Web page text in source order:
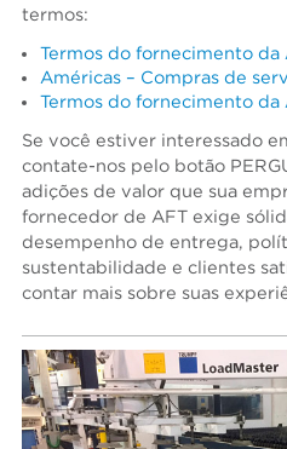
termos:
Termos do fornecimento da
Américas – Compras de
Termos do fornecimento da
Se você estiver interessado
contate-nos pelo botão
adições de valor que sua
fornecedor de AFT exige
desempenho de entrega,
sustentabilidade e clientes
contar mais sobre suas